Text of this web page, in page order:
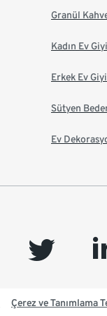
Granül
Kadın Ev
Erkek Ev
Sütyen
Ev
twitter
Çerez ve Tanımlama